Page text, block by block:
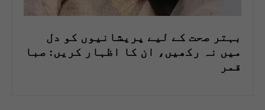
بہتر صحت کے لیے پریشانیوں کو دل
میں نہ رکھیں، ان کا اظہار کریں: صبا
قمر